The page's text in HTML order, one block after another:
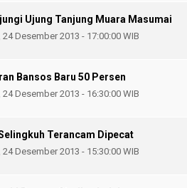
Ujung Tanjung Muara Masumai
24 Desember 2013 - 17:00:00 WIB
Bansos Baru 50 Persen
24 Desember 2013 - 16:30:00 WIB
Terancam Dipecat
24 Desember 2013 - 15:30:00 WIB